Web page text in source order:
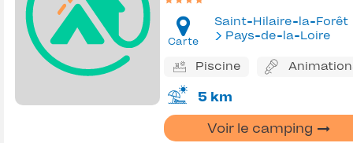
Carte
Saint-Hilaire-la-Forêt
Pays-de-la-Loire
Piscine
5 km
Voir le camping